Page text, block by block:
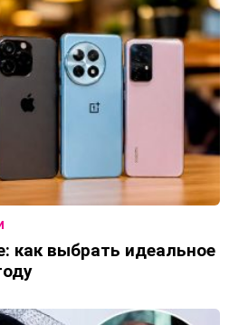
как выбрать идеальное